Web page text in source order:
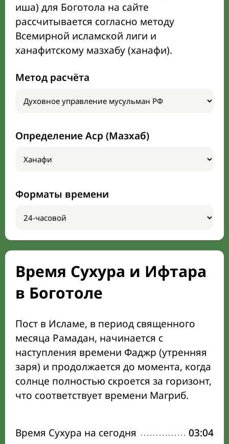
иша) для Боготола на сайте
рассчитывается согласно методу
Всемирной исламской лиги и
ханафитскому мазхабу (ханафи).
Метод расчёта
Определение Аср (Мазхаб)
Форматы времени
Время Сухура и Ифтара
в Боготоле
Пост в Исламе, в период священного
месяца Рамадан, начинается с
наступления времени Фаджр (утренняя
заря) и продолжается до момента, когда
солнце полностью скроется за горизонт,
что соответствует времени Магриб.
Время Сухура на сегодня 03:04